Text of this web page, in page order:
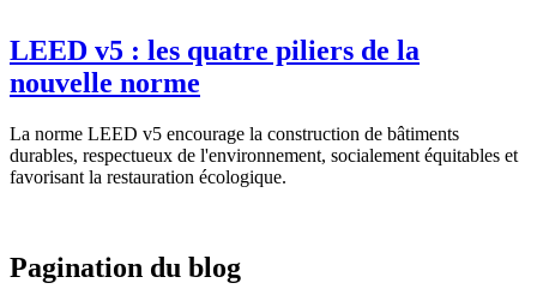
LEED v5 : les quatre piliers de la
nouvelle norme
La norme LEED v5 encourage la construction de bâtiments
durables, respectueux de l'environnement, socialement équitables et
favorisant la restauration écologique.
Pagination du blog